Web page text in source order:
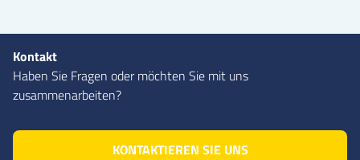
Kontakt
Haben Sie Fragen oder möchten Sie mit uns
zusammenarbeiten?
KONTAKTIEREN SIE UNS